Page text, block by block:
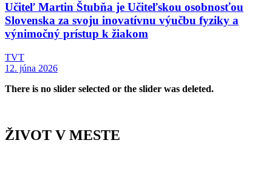
Učiteľ Martin Štubňa je Učiteľskou osobnosťou
Slovenska za svoju inovatívnu výučbu fyziky a
výnimočný prístup k žiakom
TVT
12. júna 2026
There is no slider selected or the slider was deleted.
ŽIVOT V MESTE